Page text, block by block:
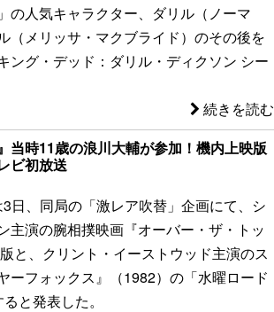
の人気キャラクター、ダリル（ノーマ
（メリッサ・マクブライド）のその後を
ング・デッド：ダリル・ディクソン シー
続きを読む
当時11歳の浪川大輔が参加！機内上映版
ビ初放送
日、同局の「激レア吹替」企画にて、シ
主演の腕相撲映画『オーバー・ザ・トッ
と、クリント・イーストウッド主演のス
ーフォックス』（1982）の「水曜ロード
と発表した。